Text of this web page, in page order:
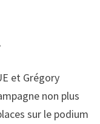
et Grégory
non plus
sur le podium